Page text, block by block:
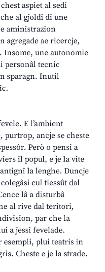
aspiet al sedi
al gjoldi di une
aministrazion
agregade ae ricercje,
une autonomie
personâl tecnic
sparagn. Inutil
E l’ambient
purtrop, ancje se cheste
Però o pensi a
il popul, e je la vite
la lenghe. Duncje
cul tiessût dal
lâ a disturbâ
al rive dal teritori,
par che la
a jessi fevelade.
esempli, plui teatris in
Cheste e je la strade.